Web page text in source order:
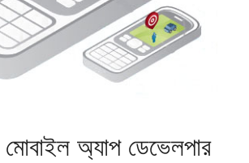
অ্যাপ ডেভেলপার